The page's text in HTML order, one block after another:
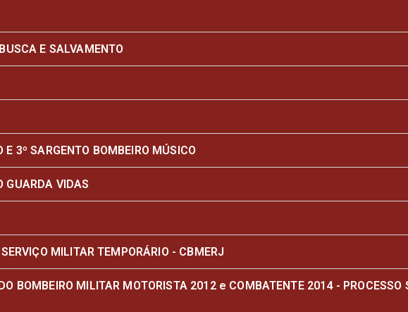
E SALVAMENTO
3º SARGENTO BOMBEIRO MÚSICO
GUARDA VIDAS
MILITAR TEMPORÁRIO - CBMERJ
BOMBEIRO MILITAR MOTORISTA 2012 e COMBATENTE 2014 - PROCESSO